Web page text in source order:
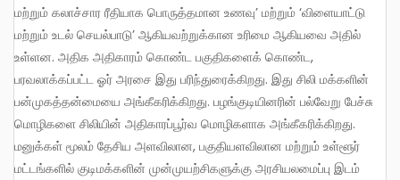
மற்றும் கலாச்சார ரீதியாக பொருத்தமான உணவு’ மற்றும் ‘விளையாட்டு
மற்றும் உடல் செயல்பாடு’ ஆகியவற்றுக்கான உரிமை ஆகியவை அதில்
உள்ளன. அதிக அதிகாரம் கொண்ட பகுதிகளைக் கொண்ட,
பரவலாக்கப்பட்ட ஓர் அரசை இது பரிந்துரைக்கிறது. இது சிலி மக்களின்
பன்முகத்தன்மையை அங்கீகரிக்கிறது. பழங்குடியினரின் பல்வேறு பேச்சு
மொழிகளை சிலியின் அதிகாரப்பூர்வ மொழிகளாக அங்கீகரிக்கிறது.
மனுக்கள் மூலம் தேசிய அளவிலான, பகுதியளவிலான மற்றும் உள்ளூர்
மட்டங்களில் குடிமக்களின் முன்முயற்சிகளுக்கு அரசியலமைப்பு இடம்